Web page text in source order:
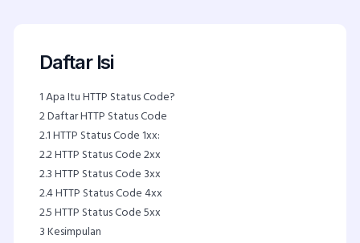
Daftar Isi
1Apa Itu HTTP Status Code?
2Daftar HTTP Status Code
2.1HTTP Status Code 1xx:
2.2HTTP Status Code 2xx
2.3HTTP Status Code 3xx
2.4HTTP Status Code 4xx
2.5HTTP Status Code 5xx
3Kesimpulan